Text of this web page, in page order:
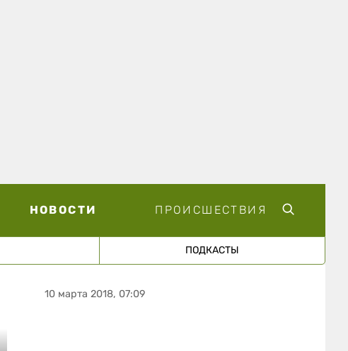
НОВОСТИ ПРОИСШЕСТВИЯ
ПОДКАСТЫ
10 марта 2018, 07:09